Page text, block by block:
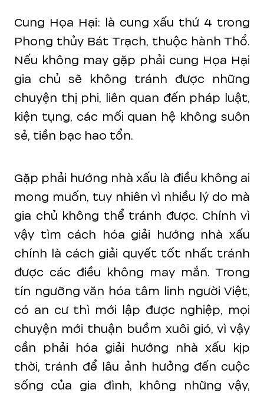
Cung Họa Hại: là cung xấu thứ 4 trong
Phong thủy Bát Trạch, thuộc hành Thổ.
Nếu không may gặp phải cung Họa Hại
gia chủ sẽ không tránh được những
chuyện thị phi, liên quan đến pháp luật,
kiện tụng, các mối quan hệ không suôn
sẻ, tiền bạc hao tổn.
Gặp phải hướng nhà xấu là điều không ai
mong muốn, tuy nhiên vì nhiều lý do mà
gia chủ không thể tránh được. Chính vì
vậy tìm cách hóa giải hướng nhà xấu
chính là cách giải quyết tốt nhất tránh
được các điều không may mắn. Trong
tín ngưỡng văn hóa tâm linh người Việt,
có an cư thì mới lập được nghiệp, mọi
chuyện mới thuận buồm xuôi gió, vì vậy
cần phải hóa giải hướng nhà xấu kịp
thời, tránh để lâu ảnh hưởng đến cuộc
sống của gia đình, không những vậy,